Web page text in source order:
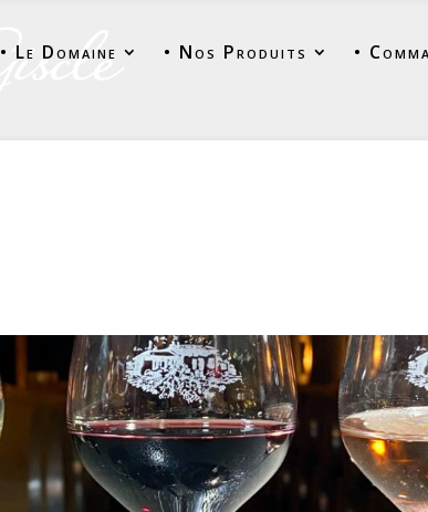
• Le Domaine • Nos Produits •